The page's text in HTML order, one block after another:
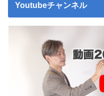
Youtubeチャンネル